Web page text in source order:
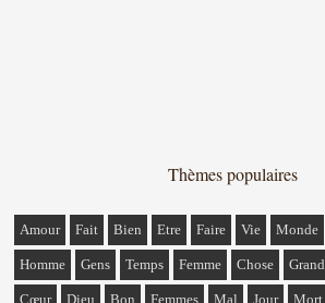
Thèmes populaires
Amour Fait Bien Etre Faire Vie Monde
Homme Gens Temps Femme Chose Grand
Cœur Dieu Bon Femmes Mal Jour Mort